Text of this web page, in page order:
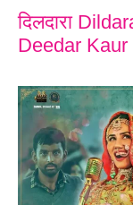
दिलदारा
Deedar